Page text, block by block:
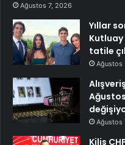
Ağustos 7, 2026
Yıllar
Kutluay
tatile
Ağustos
Ağustos
Kilis